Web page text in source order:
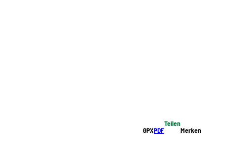
GPXPDF
Teilen
Merken